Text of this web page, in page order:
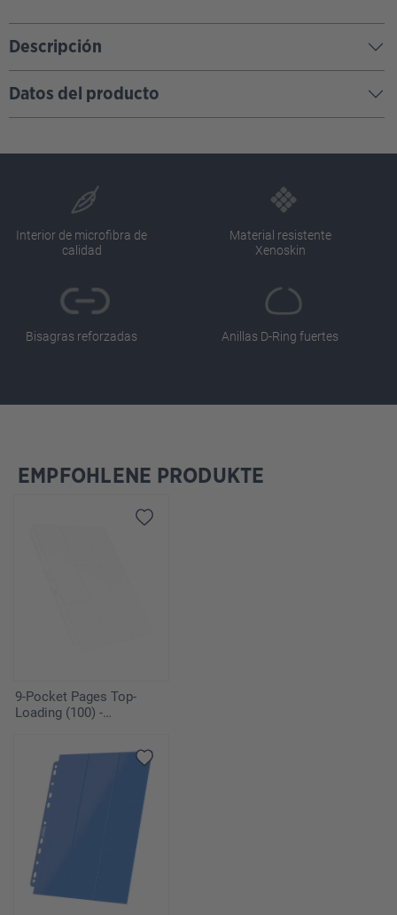
Descripción
Datos del producto
Interior de microfibra de
calidad
Material resistente
Xenoskin
Bisagras reforzadas Anillas D-Ring fuertes
Omitir la galería de productos
EMPFOHLENE PRODUKTE
9-Pocket Pages Top-
Loading (100) -